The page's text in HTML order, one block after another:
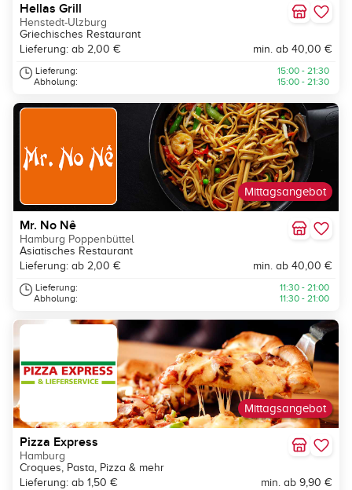
Hellas Grill
Henstedt-Ulzburg
Griechisches Restaurant
Lieferung: ab 2,00 €
min. ab 40,00 €
Lieferung:
Abholung:
15:00 - 21:30
15:00 - 21:30
Mittagsangebot
Mr. No Nê
Hamburg Poppenbüttel
Asiatisches Restaurant
Lieferung: ab 2,00 €
min. ab 40,00 €
Lieferung:
Abholung:
11:30 - 21:00
11:30 - 21:00
Mittagsangebot
Pizza Express
Hamburg
Croques, Pasta, Pizza & mehr
Lieferung: ab 1,50 €
min. ab 9,90 €